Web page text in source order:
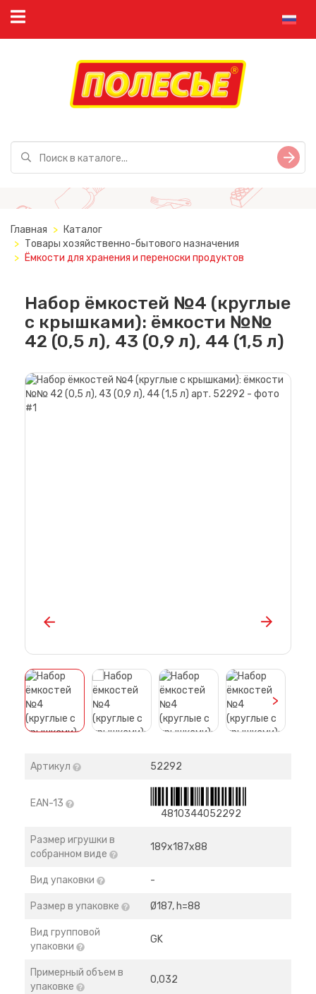
Главная
Каталог
Товары хозяйственно-бытового назначения
Ёмкости для хранения и переноски продуктов
Набор ёмкостей №4 (круглые
с крышками): ёмкости №№
42 (0,5 л), 43 (0,9 л), 44 (1,5 л)
>
Артикул 52292
EAN-13
4810344052292
Размер игрушки в
собранном виде
189х187х88
Вид упаковки -
Размер в упаковке Ø187, h=88
Вид групповой
упаковки
GK
Примерный объем в
упаковке
0,032